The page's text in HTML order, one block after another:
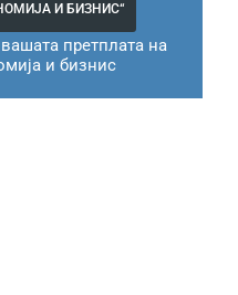
И БИЗНИС“
вашата претплата на
и бизнис